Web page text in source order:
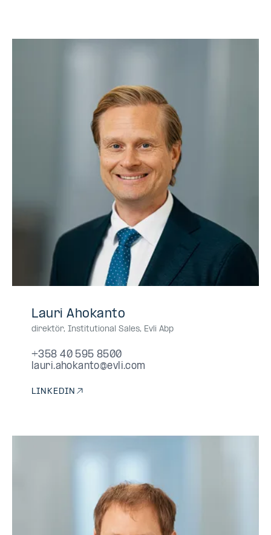
Lauri Ahokanto
direktör, Institutional Sales, Evli Abp
+358 40 595 8500
+358
40
8500
+358405958500
040
595
0405958500
040-
5958500
lauri.ahokanto@evli.com
LINKEDIN